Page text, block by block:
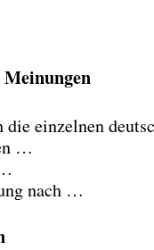
einzelnen
…
nach …